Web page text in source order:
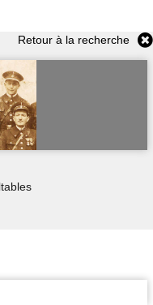
Retour à la recherche